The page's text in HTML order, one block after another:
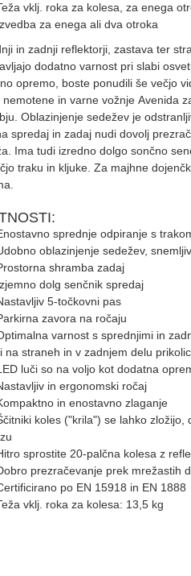
vklj. roka za kolesa, za enega
za enega ali dva otroka
in zadnji reflektorji, zastava ter
dodatno varnost pri slabi
opremo, boste ponudili še večjo
nemotene in varne vožnje Avenida
Oblazinjenje sedežev je
spredaj in zadaj nudi dovolj
Ima tudi izredno dolgo sončno
traku in kljuke. Za majhne
sprednje odpiranje s
oblazinjenje sedežev,
shramba zadaj
dolg senčnik spredaj
5-točkovni pas
zavora na ročaju
varnost s sprednjimi in
na straneh in v zadnjem delu
luči so na voljo kot dodatna
in ergonomski ročaj
in enostavno zlaganje
koles ("krila") se lahko
sprostite 20-palčna kolesa z
prezračevanje prek mrežastih
po EN 15918 in EN 1888
vklj. roka za kolesa: 13,5 kg